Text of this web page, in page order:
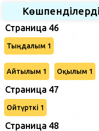
Страница 46
Тыңдалым 1
Айтылым 1 Оқылым 1
Страница 47
Ойтүрткі 1
Страница 48